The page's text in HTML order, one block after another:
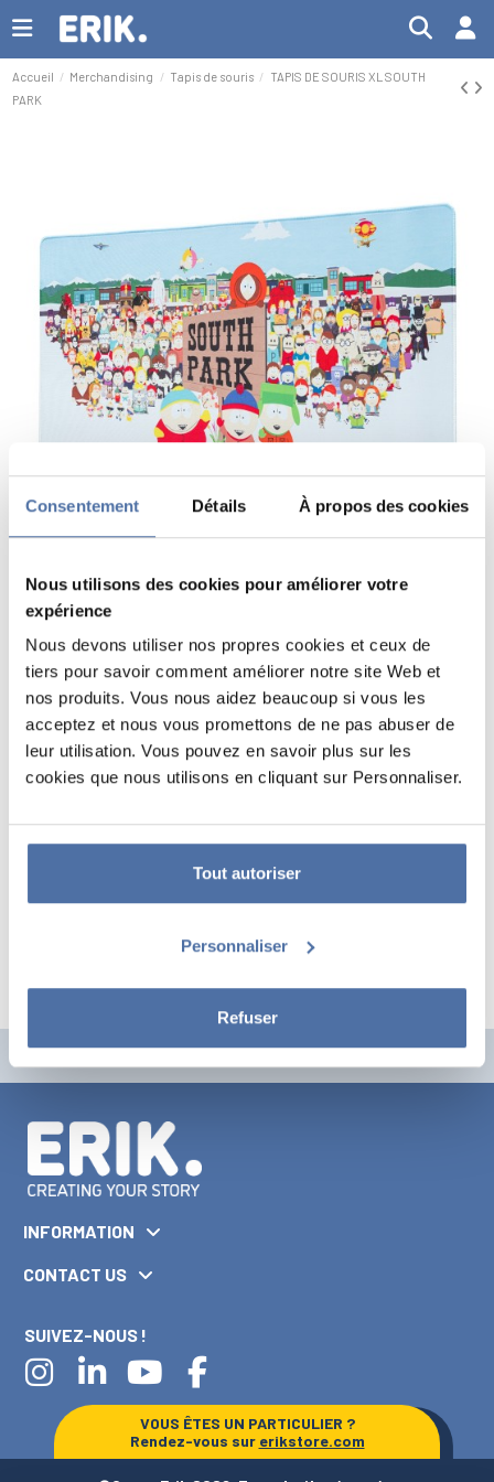
Consentement Détails À propos des cookies
Nous utilisons des cookies pour améliorer votre
expérience
Nous devons utiliser nos propres cookies et ceux de
tiers pour savoir comment améliorer notre site Web et
nos produits. Vous nous aidez beaucoup si vous les
acceptez et nous vous promettons de ne pas abuser de
leur utilisation. Vous pouvez en savoir plus sur les
cookies que nous utilisons en cliquant sur Personnaliser.
Tout autoriser
Personnaliser
Refuser
Accueil Merchandising Tapis de souris
TAPIS DE SOURIS XL SOUTH
PARK
TAPIS DE SOURIS XL SOUTH PARK
Tapis de souris et clavier avec surface textile haute densité, idéal pour
caoutchouc. Dimensions : 80 x 35 cm.
INFORMATION
CONTACT US
SUIVEZ-NOUS !
VOUS ÊTES UN PARTICULIER ?
Rendez-vous sur erikstore.com